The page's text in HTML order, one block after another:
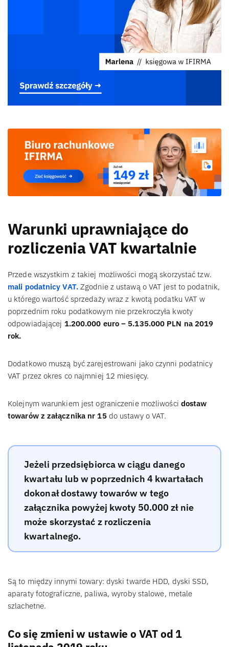
Warunki uprawniające do
rozliczenia VAT kwartalnie
Przede wszystkim z takiej możliwości mogą skorzystać tzw.
mali podatnicy VAT.Zgodnie z ustawą o VAT jest to podatnik,
u którego wartość sprzedaży wraz z kwotą podatku VAT w
poprzednim roku podatkowym nie przekroczyła kwoty
odpowiadającej 1.200.000 euro – 5.135.000 PLN na 2019
rok.
Dodatkowo muszą być zarejestrowani jako czynni podatnicy
VAT przez okres co najmniej 12 miesięcy.
Kolejnym warunkiem jest ograniczenie możliwości dostaw
towarów z załącznika nr 15do ustawy o VAT.
Jeżeli przedsiębiorca w ciągu danego
kwartału lub w poprzednich 4 kwartałach
dokonał dostawy towarów w tego
załącznika powyżej kwoty 50.000 zł nie
może skorzystać z rozliczenia
kwartalnego.
Są to między innymi towary: dyski twarde HDD, dyski SSD,
aparaty fotograficzne, paliwa, wyroby stalowe, metale
szlachetne.
Co się zmieni w ustawie o VAT od 1